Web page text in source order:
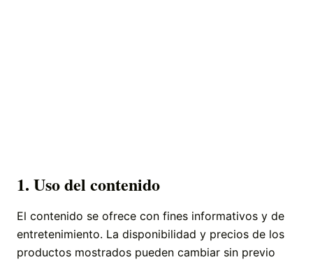
1. Uso del contenido
El contenido se ofrece con fines informativos y de
entretenimiento. La disponibilidad y precios de los
productos mostrados pueden cambiar sin previo